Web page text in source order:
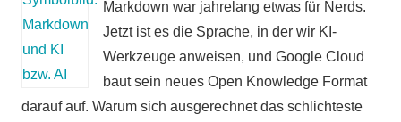
Markdown war jahrelang etwas für Nerds.
Jetzt ist es die Sprache, in der wir KI-
Werkzeuge anweisen, und Google Cloud
baut sein neues Open Knowledge Format
darauf auf. Warum sich ausgerechnet das schlichteste